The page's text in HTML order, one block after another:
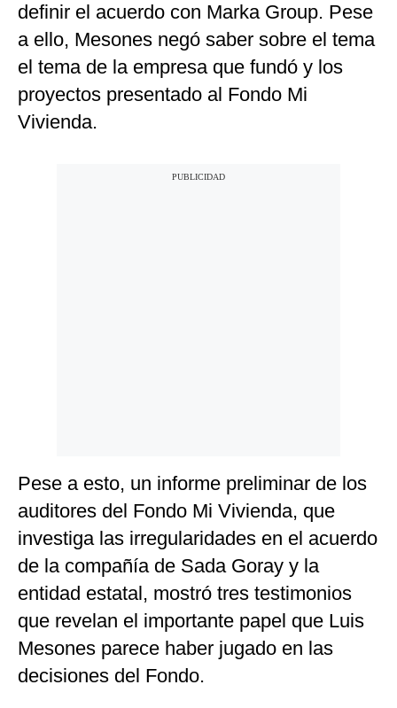
definir el acuerdo con Marka Group. Pese
a ello, Mesones negó saber sobre el tema
el tema de la empresa que fundó y los
proyectos presentado al Fondo Mi
Vivienda.
Pese a esto, un informe preliminar de los
auditores del Fondo Mi Vivienda, que
investiga las irregularidades en el acuerdo
de la compañía de Sada Goray y la
entidad estatal, mostró tres testimonios
que revelan el importante papel que Luis
Mesones parece haber jugado en las
decisiones del Fondo.